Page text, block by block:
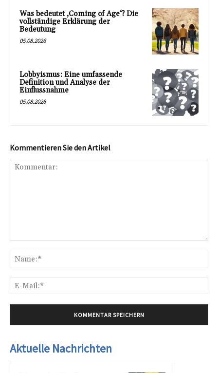
Was bedeutet ‚Coming of Age‘? Die
vollständige Erklärung der
Bedeutung
05.08.2026
Lobbyismus: Eine umfassende
Definition und Analyse der
Einflussnahme
05.08.2026
Kommentieren Sie den Artikel
Aktuelle Nachrichten